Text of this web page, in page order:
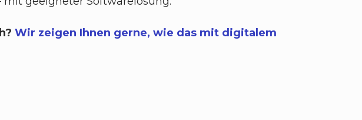
Wir zeigen Ihnen gerne, wie das mit digitalem